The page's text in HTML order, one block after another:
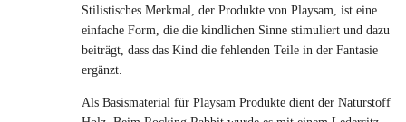
Stilistisches Merkmal, der Produkte von Playsam, ist eine
einfache Form, die die kindlichen Sinne stimuliert und dazu
beiträgt, dass das Kind die fehlenden Teile in der Fantasie
ergänzt.
Als Basismaterial für Playsam Produkte dient der Naturstoff